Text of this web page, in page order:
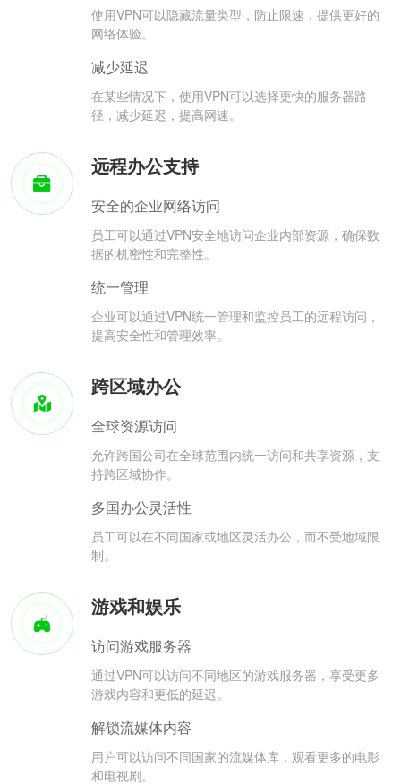
使用VPN可以隐藏流量类型，防止限速，提供更好的
网络体验。
减少延迟
在某些情况下，使用VPN可以选择更快的服务器路
径，减少延迟，提高网速。
远程办公支持
安全的企业网络访问
员工可以通过VPN安全地访问企业内部资源，确保数
据的机密性和完整性。
统一管理
企业可以通过VPN统一管理和监控员工的远程访问，
提高安全性和管理效率。
跨区域办公
全球资源访问
允许跨国公司在全球范围内统一访问和共享资源，支
持跨区域协作。
多国办公灵活性
员工可以在不同国家或地区灵活办公，而不受地域限
制。
游戏和娱乐
访问游戏服务器
通过VPN可以访问不同地区的游戏服务器，享受更多
游戏内容和更低的延迟。
解锁流媒体内容
用户可以访问不同国家的流媒体库，观看更多的电影
和电视剧。